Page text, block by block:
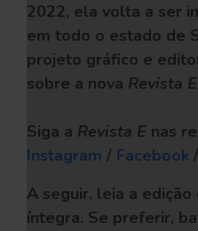
2022, ela volta a ser
em todo o estado de
projeto gráfico e
sobre a nova Revista E
Siga a Revista E nas
Instagram / Facebook /
A seguir, leia a edição
íntegra. Se preferir,